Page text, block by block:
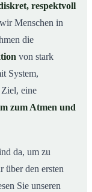
respektvoll
Menschen in
die
von stark
System,
eine
zum Atmen und
da, um zu
über den ersten
Sie unseren